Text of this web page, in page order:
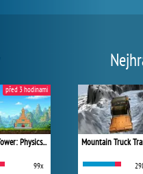
One Shot Tower: Physics Destroyer
99x
před 3 hodinami
Mountain Truck